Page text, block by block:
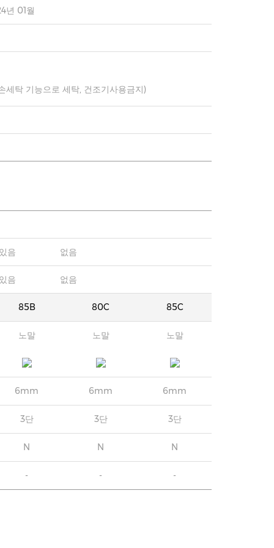
년 01월
세탁 기능으로 세탁, 건조기사용금지)
있음 없음
있음 없음
85B 80C 85C
노말 노말 노말
6mm 6mm 6mm
3단 3단 3단
N N N
- - -